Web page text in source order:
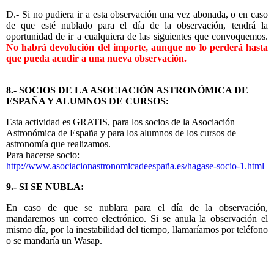
D.- Si no pudiera ir a esta observación una vez abonada, o en caso
de que esté nublado para el día de la observación, tendrá la
oportunidad de ir a cualquiera de las siguientes que convoquemos.
No habrá devolución del importe, aunque no lo perderá hasta
que pueda acudir a una nueva observación.
8.- SOCIOS DE LA ASOCIACIÓN ASTRONÓMICA DE
ESPAÑA Y ALUMNOS DE CURSOS:
Esta actividad es GRATIS, para los socios de la Asociación
Astronómica de España y para los alumnos de los cursos de
astronomía que realizamos.
Para hacerse socio:
http://www.asociacionastronomicadeespaña.es/hagase-socio-1.html
9.- SI SE NUBLA:
En caso de que se nublara para el día de la observación,
mandaremos un correo electrónico. Si se anula la observación el
mismo día, por la inestabilidad del tiempo, llamaríamos por teléfono
o se mandaría un Wasap.